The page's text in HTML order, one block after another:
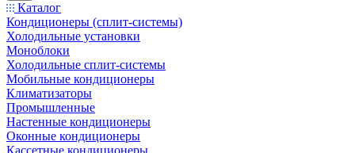
Каталог
Кондиционеры (сплит-системы)
Холодильные установки
Моноблоки
Холодильные сплит-системы
Мобильные кондиционеры
Климатизаторы
Промышленные
Настенные кондиционеры
Оконные кондиционеры
Кассетные кондиционеры